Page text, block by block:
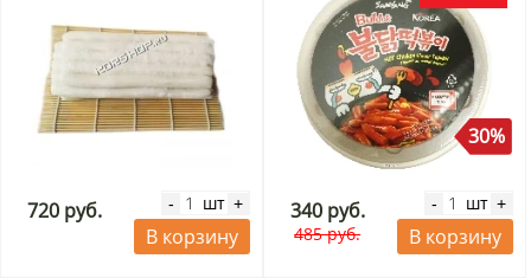
720 руб. - шт +
В корзину
30%
340 руб.
485 руб.
- шт +
В корзину